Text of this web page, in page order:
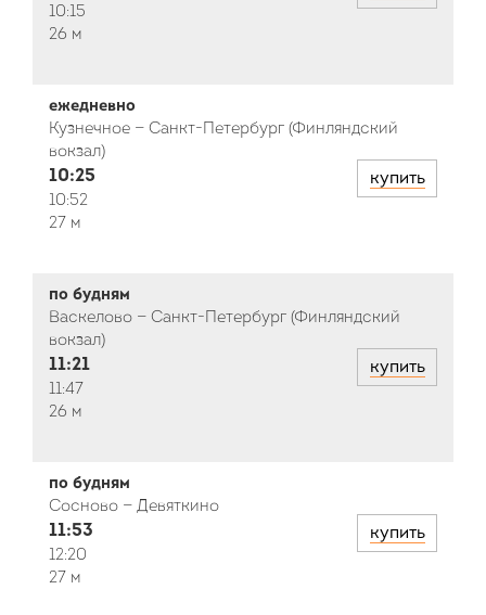
10:15
26 м
ежедневно
Кузнечное — Санкт-Петербург (Финляндский
вокзал)
10:25
10:52
27 м
купить
по будням
Васкелово — Санкт-Петербург (Финляндский
вокзал)
11:21
11:47
26 м
купить
по будням
Сосново — Девяткино
11:53
12:20
27 м
купить